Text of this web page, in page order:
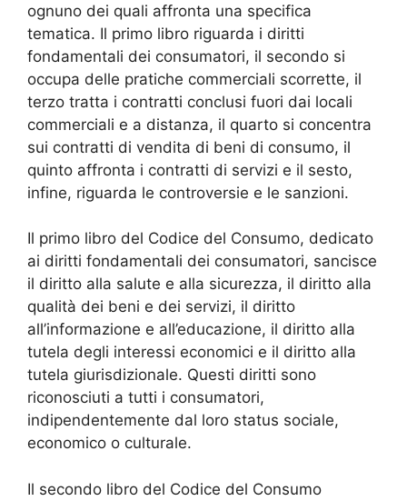
ognuno dei quali affronta una specifica
tematica. Il primo libro riguarda i diritti
fondamentali dei consumatori, il secondo si
occupa delle pratiche commerciali scorrette, il
terzo tratta i contratti conclusi fuori dai locali
commerciali e a distanza, il quarto si concentra
sui contratti di vendita di beni di consumo, il
quinto affronta i contratti di servizi e il sesto,
infine, riguarda le controversie e le sanzioni.
Il primo libro del Codice del Consumo, dedicato
ai diritti fondamentali dei consumatori, sancisce
il diritto alla salute e alla sicurezza, il diritto alla
qualità dei beni e dei servizi, il diritto
all’informazione e all’educazione, il diritto alla
tutela degli interessi economici e il diritto alla
tutela giurisdizionale. Questi diritti sono
riconosciuti a tutti i consumatori,
indipendentemente dal loro status sociale,
economico o culturale.
Il secondo libro del Codice del Consumo